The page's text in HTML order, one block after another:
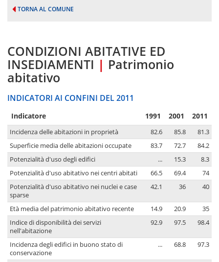
TORNA AL COMUNE
CONDIZIONI ABITATIVE ED
INSEDIAMENTI | Patrimonio
abitativo
INDICATORI AI CONFINI DEL 2011
Indicatore 1991 2001 2011
Incidenza delle abitazioni in proprietà 82.6 85.8
81.3
Superficie media delle abitazioni occupate
83.7 72.7
84.2
Potenzialità d'uso degli edifici
... 15.3
8.3
Potenzialità d'uso abitativo nei centri abitati
66.5 69.4
74
Potenzialità d'uso abitativo nei nuclei e case
sparse
42.1 36 40
Età media del patrimonio abitativo recente 14.9 20.9
35
Indice di disponibilità dei servizi
nell'abitazione
92.9 97.5 98.4
Incidenza degli edifici in buono stato di
conservazione
... 68.8 97.3